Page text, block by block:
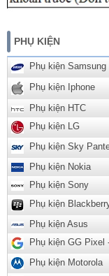
PHỤ KIỆN
Phụ kiện Samsung
Phụ kiện Iphone
Phụ kiện HTC
Phụ kiện LG
Phụ kiện Sky
Phụ kiện Nokia
Phụ kiện Sony
Phụ kiện
Phụ kiện Asus
Phụ kiện GG Pixel
Phụ kiện Motorola